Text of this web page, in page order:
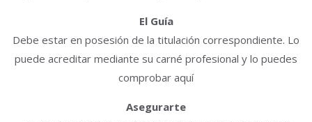
El Guía
Debe estar en posesión de la titulación correspondiente. Lo
puede acreditar mediante su carné profesional y lo puedes
comprobar aquí
Asegurarte